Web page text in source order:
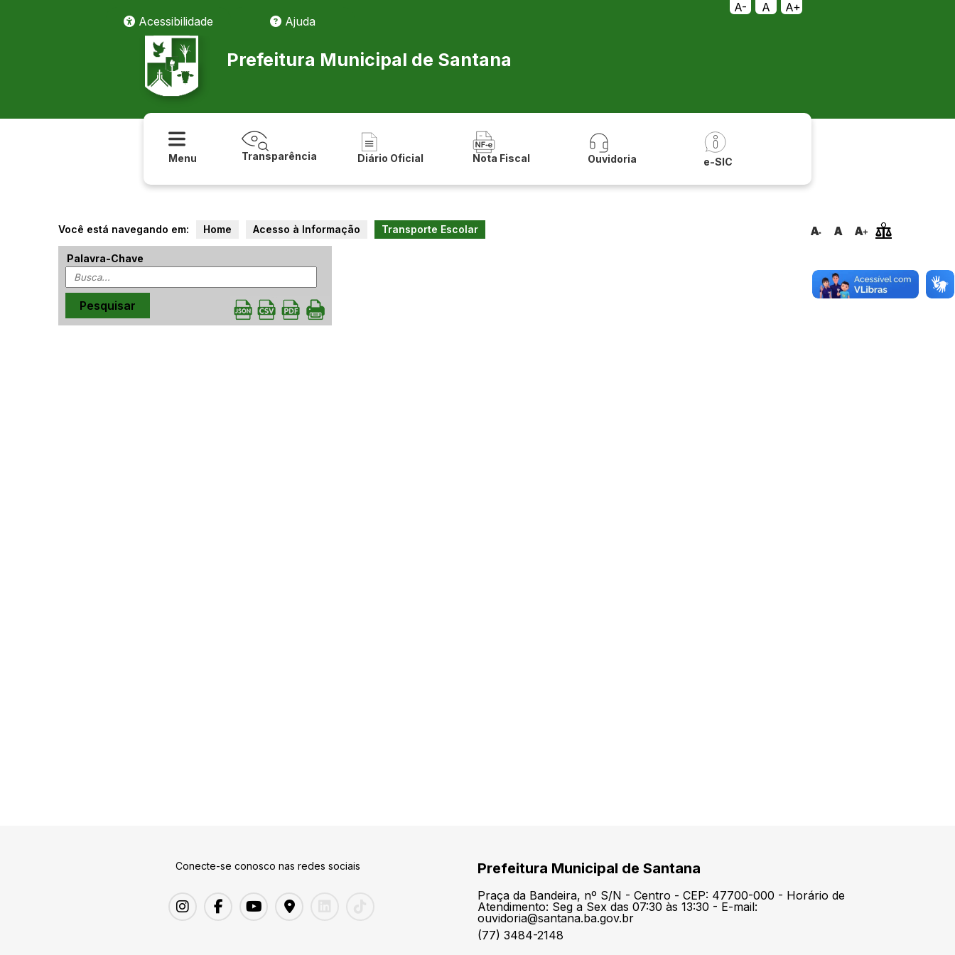
A- A
A+
Acessibilidade
Ajuda
Prefeitura Municipal de Santana
Menu Transparência Diário Oficial Nota Fiscal Ouvidoria e-SIC
Você está navegando em: Home Acesso à Informação Transporte Escolar
Palavra-Chave
Conecte-se conosco nas redes sociais Prefeitura Municipal de Santana
Praça da Bandeira, nº S/N - Centro - CEP: 47700-000 - Horário de
Atendimento: Seg a Sex das 07:30 às 13:30 - E-mail:
ouvidoria@santana.ba.gov.br
(77) 3484-2148